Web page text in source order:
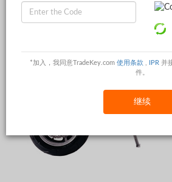
*加入，我同意TradeKey.com 使用条款 IPR 并
件。
继续